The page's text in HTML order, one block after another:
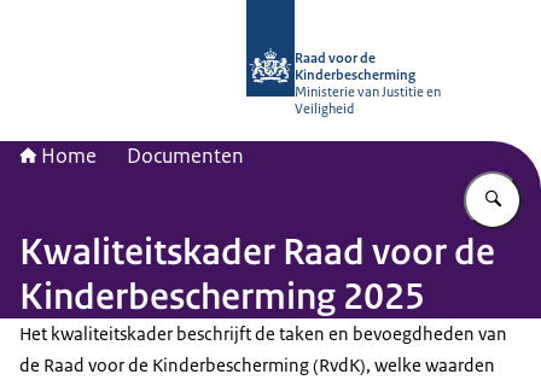
Raad voor de
Kinderbescherming
Ministerie van Justitie en
Veiligheid
Home Documenten
Kwaliteitskader Raad voor de
Kinderbescherming 2025
Het kwaliteitskader beschrijft de taken en bevoegdheden van
de Raad voor de Kinderbescherming (RvdK), welke waarden